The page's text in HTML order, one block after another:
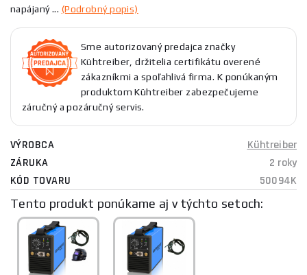
napájaný ... (Podrobný popis)
Sme autorizovaný predajca značky
Kühtreiber, držitelia certifikátu overené
zákazníkmi a spoľahlivá firma. K ponúkaným
produktom Kühtreiber zabezpečujeme
záručný a pozáručný servis.
VÝROBCA
Kühtreiber
ZÁRUKA
2 roky
KÓD TOVARU
50094K
Tento produkt ponúkame aj v týchto setoch: